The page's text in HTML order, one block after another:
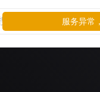
服务异常